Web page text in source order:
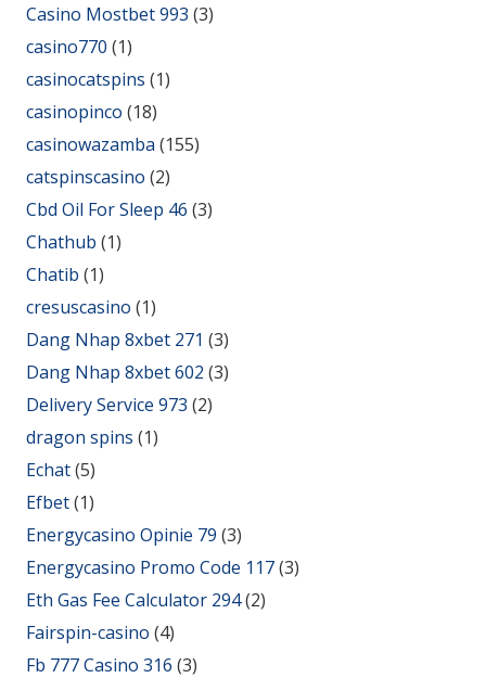
Casino Mostbet 993 (3)
casino770 (1)
casinocatspins (1)
casinopinco (18)
casinowazamba (155)
catspinscasino (2)
Cbd Oil For Sleep 46 (3)
Chathub (1)
Chatib (1)
cresuscasino (1)
Dang Nhap 8xbet 271 (3)
Dang Nhap 8xbet 602 (3)
Delivery Service 973 (2)
dragon spins (1)
Echat(5)
Efbet(1)
Energycasino Opinie 79 (3)
Energycasino Promo Code 117(3)
Eth Gas Fee Calculator 294(2)
Fairspin-casino (4)
Fb 777 Casino 316 (3)